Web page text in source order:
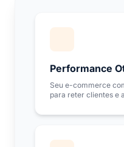
Performance
Seu e-commerce
para reter clientes e